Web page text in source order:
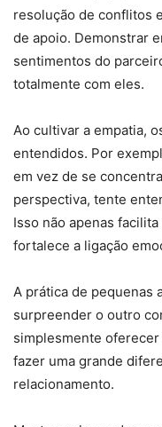
resolução de conflitos
de apoio. Demonstrar
sentimentos do
totalmente com eles.
Ao cultivar a empatia,
entendidos. Por
em vez de se
perspectiva, tente
Isso não apenas
fortalece a ligação
A prática de pequenas
surpreender o outro
simplesmente
fazer uma grande
relacionamento.